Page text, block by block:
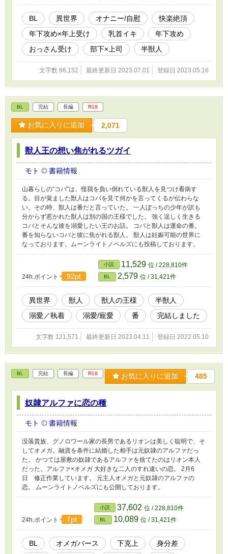
BL 異世界 オナニー/自慰
快楽絶頂
年下攻め×年上受け
乳首イキ
年下攻め
おっさん受け
部下×上司 半獣人
文字数 66,152 最終更新日 2023.07.01 登録日 2023.05.16
BL 完結 長編 R18
お気に入りに追加 2,071
獣人王の想い焦がれるツガイ
モト 書籍情報
山暮らしの“コバ”は、怪我を負い倒れている獣人を見つけ看病す
る。目が覚ました獣人はコバを見て何かを言ってくるが伝わらな
い。その時、獣人は番だと言っていた。 一人ぼっちの少年が訳も
分からず惹かれた獣人は別の国の王様でした。 強く逞しく生きる
コバとそんな彼を溺愛したい王のお話。 コバと獣人は運命の番。
番を知らないコバと彼に焦がれる獣人。 獣人は妊娠可能の世界に
なっております。ムーンライトノベルズにも投稿しております。
24h.ポイント 92pt
小説 11,529 位 / 228,810件
BL 2,579 位 / 31,421件
異世界 獣人 獣人の王様
半獣人
溺愛／執着
溺愛/寵愛 番 完結しました
文字数 121,571 最終更新日 2023.04.11 登録日 2022.05.10
BL 完結 長編 R18 お気に入りに追加 485
奴隷アルファに恋の種
モト 書籍情報
没落貴族、グノロワール家の長男であるリオンは美しく聡明で、そ
してオメガ。融資を条件に結婚した相手は元奴隷のアルファだっ
た。 かつては屋敷の奴隷であるアルファを捨てたのはリオン本人
だった。アルファ×オメガ 大好きな二人のすれ違いの恋。 2月6
日 修正作業しています。 元主人オメガと元奴隷のアルファの
恋。 ムーンライトノベルズにも公開しております。
24h.ポイント 7pt
小説 37,602 位 / 228,810件
BL 10,089 位 / 31,421件
BL オメガバース 下克上
身分差